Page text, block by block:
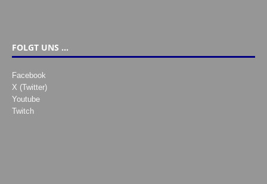
FOLGT UNS …
Facebook
X (Twitter)
Youtube
Twitch